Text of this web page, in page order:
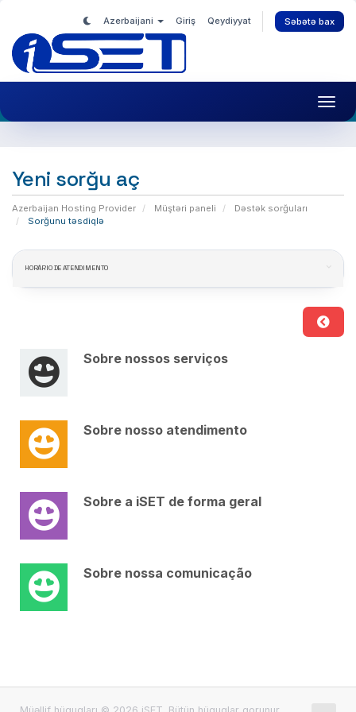
Azerbaijani Giriş Qeydiyyat Səbətə bax
Yeni sorğu aç
Azerbaijan Hosting Provider Müştəri paneli
Dəstək sorğuları
Sorğunu təsdiqlə
HORÁRIO DE ATENDIMENTO
Sobre nossos serviços
Sobre nosso atendimento
Sobre a iSET de forma geral
Sobre nossa comunicação